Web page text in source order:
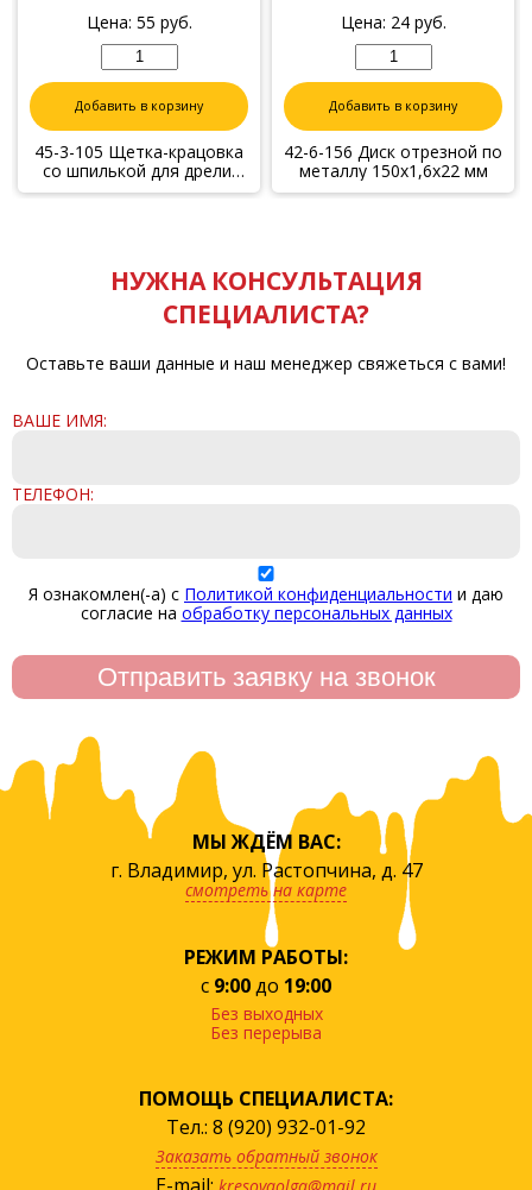
Цена: 55 руб.
Добавить в корзину
45-3-105 Щетка-крацовка
со шпилькой для дрели,
круглая, диаметр 50 мм
Цена: 24руб.
Добавить в корзину
42-6-156 Диск отрезной по
металлу 150х1,6х22 мм
НУЖНА КОНСУЛЬТАЦИЯ
СПЕЦИАЛИСТА?
Оставьте ваши данные и наш менеджер свяжеться с вами!
ВАШЕ ИМЯ:
ТЕЛЕФОН:
Я ознакомлен(-а) с Политикой конфиденциальности и даю
согласие на обработку персональных данных
МЫ ЖДЁМ ВАС:
г. Владимир, ул. Растопчина, д. 47
смотреть на карте
РЕЖИМ РАБОТЫ:
с 9:00до 19:00
Без выходных
Без перерыва
ПОМОЩЬ СПЕЦИАЛИСТА:
Тел.: 8 (920) 932-01-92
Заказать обратный звонок